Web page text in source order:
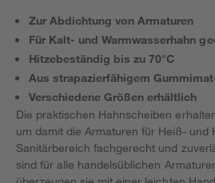
Zur Abdichtung von Armaturen
Für Kalt- und Warmwasserhahn
Hitzebeständig bis zu 70°C
Aus strapazierfähigem
Verschiedene Größen erhältlich
Die praktischen Hahnscheiben
um damit die Armaturen für Heiß- und
Sanitärbereich fachgerecht und
sind für alle handelsüblichen